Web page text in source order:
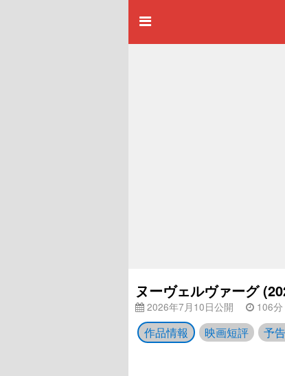
ヌーヴェルヴァーグ
2026年7月10日公開 106分
作品情報 映画短評 予